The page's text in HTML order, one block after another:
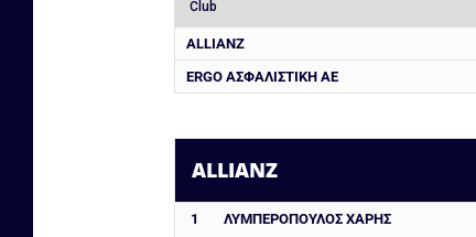
Club
ALLIANZ
ERGO ΑΣΦΑΛΙΣΤΙΚΗ ΑΕ
ALLIANZ
1 ΛΥΜΠΕΡΟΠΟΥΛΟΣ ΧΑΡΗΣ